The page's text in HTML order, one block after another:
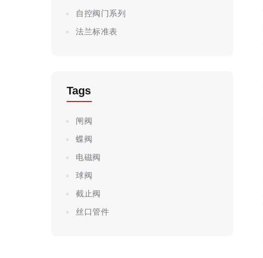
自控阀门系列
法兰标准表
Tags
闸阀
蝶阀
电磁阀
球阀
截止阀
丝口管件